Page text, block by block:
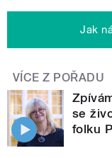
Jak
VÍCE Z POŘADU
se
folku